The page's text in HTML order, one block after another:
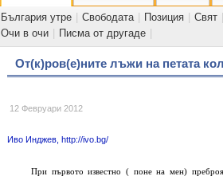
България утре
Свободата Позиция Свят
Очи в очи
Писма от другаде
От(к)ров(е)ните лъжи на петата
12 Февруари 2012
Иво Инджев, http://ivo.bg/
При първото известно ( поне на мен)